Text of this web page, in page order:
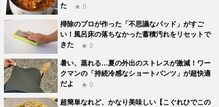
た
★ 0
掃除のプロが作った「不思議なパッド」がすご
い！風呂床の落ちなかった蓄積汚れをリセットで
きた
★ 0
暑い、蒸れる…夏の外出のストレスが激減！ワー
クマンの「持続冷感なショートパンツ」が超快適
だよ
★ 0
超簡単なれど、かなり美味しい【こぐれひでこの